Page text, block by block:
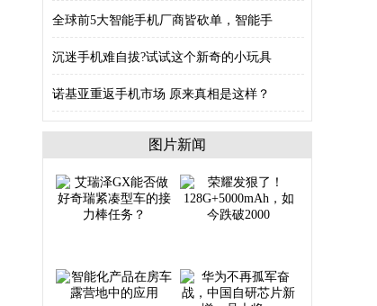
全球前5大智能手机厂商皆砍单，智能手
沉迷手机难自拔?试试这个新奇的小玩具
诺基亚重返手机市场 原来真相是这样？
图片新闻